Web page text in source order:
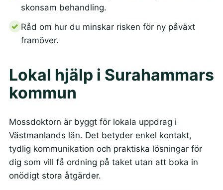
skonsam behandling.
Råd om hur du minskar risken för ny påväxt
framöver.
Lokal hjälp i Surahammars
kommun
Mossdoktorn är byggt för lokala uppdrag i
Västmanlands län. Det betyder enkel kontakt,
tydlig kommunikation och praktiska lösningar för
dig som vill få ordning på taket utan att boka in
onödigt stora åtgärder.